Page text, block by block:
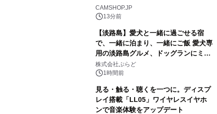
CAMSHOP.JP
13分前
【淡路島】愛犬と一緒に過ごせる宿
で、一緒に泊まり、一緒にご飯 愛犬専
用の淡路島グルメ、ドッグランにミニ
プール グランピングとトレーラーハウ
スの2施設で
株式会社ぷらど
1時間前
見る・触る・聴くを一つに。ディスプ
レイ搭載「LL05」ワイヤレスイヤホ
ンで音楽体験をアップデート